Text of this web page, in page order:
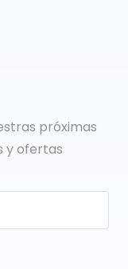
próximas
y ofertas